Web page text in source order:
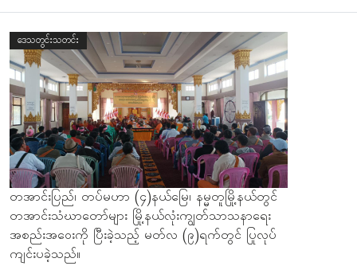
ဒေသတွင်းသတင်း
တအာင်းပြည်၊ တပ်မဟာ (၄)နယ်မြေ၊ နမ္မတူမြို့နယ်တွင်
တအာင်းသံဃာတော်များ မြို့နယ်လုံးကျွတ်သာသနာရေး
အစည်းအဝေးကို ပြီးခဲ့သည့် မတ်လ (၉)ရက်တွင် ပြုလုပ်
ကျင်းပခဲ့သည်။